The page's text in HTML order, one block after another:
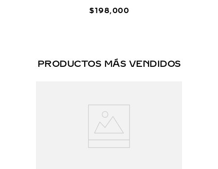
$198,000
PRODUCTOS MÁS VENDIDOS